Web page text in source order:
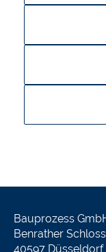
Bauprozess
Benrather
40597 Düsseldorf